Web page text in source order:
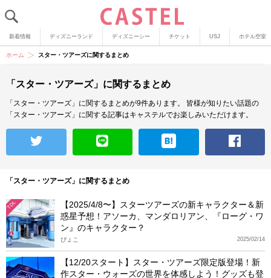
新着情報 ディズニーランド ディズニーシー チケット USJ ホテル空室
ホーム スター・ツアーズに関するまとめ
「スター・ツアーズ」に関するまとめ
「スター・ツアーズ」に関するまとめが9件あります。
皆様が知りたい話題の
「スター・ツアーズ」に関する記事はキャステルでお楽しみいただけます。
「スター・ツアーズ」に関するまとめ
TDL
【2025/4/8〜】スターツアーズの新キャラクター＆新
惑星予想！アソーカ、マンダロリアン、『ローグ・ワ
ン』のキャラクター？
2025/02/14
ぴょこ
【12/20スタート】スター・ツアーズ限定版登場！新
作スター・ウォーズの世界を体感しよう！グッズも登